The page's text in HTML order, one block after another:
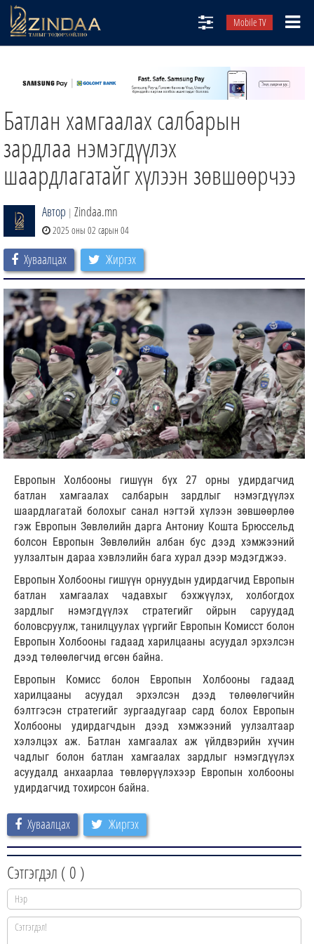
Mobile TV
ТВ8
ӨГЛӨӨНИЙ СОНИН
ЗИНДАА СЭТГҮҮЛ
Батлан хамгаалах салбарын
зардлаа нэмэгдүүлэх
шаардлагатайг хүлээн зөвшөөрчээ
Автор | Zindaa.mn
2025 оны 02 сарын 04
Хуваалцах Жиргэх
Европын Холбооны гишүүн бүх 27 орны удирдагчид
батлан хамгаалах салбарын зардлыг нэмэгдүүлэх
шаардлагатай болохыг санал нэгтэй хүлээн зөвшөөрлөө
гэж Европын Зөвлөлийн дарга Антониу Кошта Брюссельд
болсон Европын Зөвлөлийн албан бус дээд хэмжээний
уулзалтын дараа хэвлэлийн бага хурал дээр мэдэгджээ.
Европын Холбооны гишүүн орнуудын удирдагчид Европын
батлан хамгаалах чадавхыг бэхжүүлэх, холбогдох
зардлыг нэмэгдүүлэх стратегийг ойрын саруудад
боловсруулж, танилцуулах үүргийг Европын Комисст болон
Европын Холбооны гадаад харилцааны асуудал эрхэлсэн
дээд төлөөлөгчид өгсөн байна.
Европын Комисс болон Европын Холбооны гадаад
харилцааны асуудал эрхэлсэн дээд төлөөлөгчийн
бэлтгэсэн стратегийг зургаадугаар сард болох Европын
Холбооны удирдагчдын дээд хэмжээний уулзалтаар
хэлэлцэх аж. Батлан хамгаалах аж үйлдвэрийн хүчин
чадлыг болон батлан хамгаалах зардлыг нэмэгдүүлэх
асуудалд анхаарлаа төвлөрүүлэхээр Европын холбооны
удирдагчид тохирсон байна.
Хуваалцах Жиргэх
Сэтгэгдэл ( 0 )